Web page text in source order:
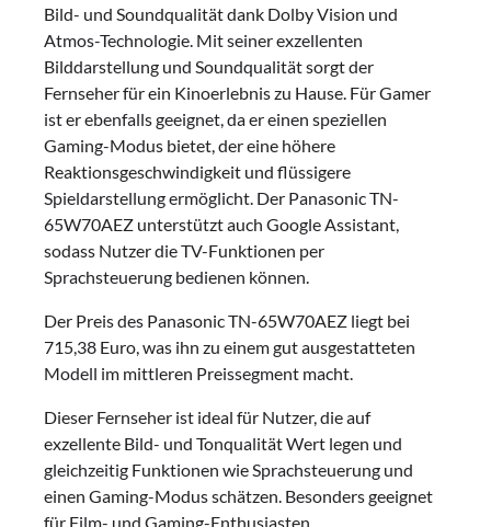
Bild- und Soundqualität dank Dolby Vision und
Atmos-Technologie. Mit seiner exzellenten
Bilddarstellung und Soundqualität sorgt der
Fernseher für ein Kinoerlebnis zu Hause. Für Gamer
ist er ebenfalls geeignet, da er einen speziellen
Gaming-Modus bietet, der eine höhere
Reaktionsgeschwindigkeit und flüssigere
Spieldarstellung ermöglicht. Der Panasonic TN-
65W70AEZ unterstützt auch Google Assistant,
sodass Nutzer die TV-Funktionen per
Sprachsteuerung bedienen können.
Der Preis des Panasonic TN-65W70AEZ liegt bei
715,38 Euro, was ihn zu einem gut ausgestatteten
Modell im mittleren Preissegment macht.
Dieser Fernseher ist ideal für Nutzer, die auf
exzellente Bild- und Tonqualität Wert legen und
gleichzeitig Funktionen wie Sprachsteuerung und
einen Gaming-Modus schätzen. Besonders geeignet
für Film- und Gaming-Enthusiasten.